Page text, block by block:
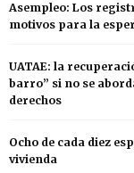
Asempleo: Los
motivos para la
UATAE: la
barro” si no se
derechos
Ocho de cada diez
vivienda